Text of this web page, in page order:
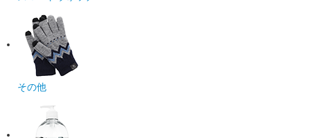
その他